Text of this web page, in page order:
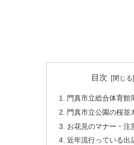
目次
門真市立総合体育館
門真市立公園の桜並
お花見のマナー・注
近年流行っている出